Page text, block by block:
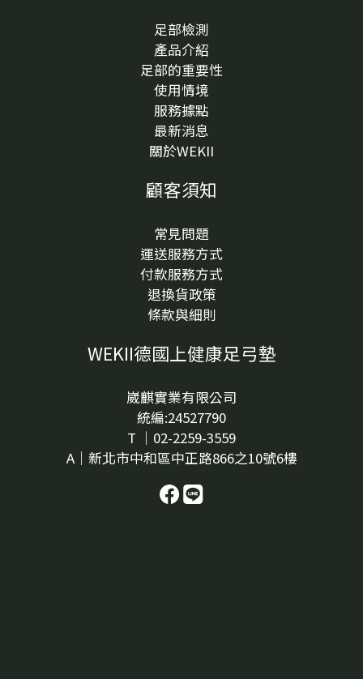
是雞眼，也可能和厚繭、鞋內摩擦、局部壓力點或足底
疣有關。可以先觀察位置、觸感、是否凸起、是否硬、
踩壓時是否不舒服，以及是否常在鞋內摩擦。如果長在
常受壓的位置，例如前掌、腳跟或腳趾下方，鞋款與足
底受力很值得一起檢查。不建議自行用刀片剪、挖、
削，避免造成皮膚受傷或感染風險。若有明顯疼痛、流
血、擴散、反覆出現，或本身有糖尿病、循環不良等狀
雞眼嗎？不一定。腳底皮膚每天承受走路、站立、鞋內
能會變厚、變硬，甚至形成一小塊白色或偏黃的角質
區。有些人看到白白一顆，就直接以為是雞眼；但實際
上，雞眼、厚繭、足底疣或摩擦後的角質變化，都可能
讓腳底看起來像有一顆白色凸起。這些狀況外觀看起來
接近，但形成原因與處理方式不一定相同。所以，比起
它長在哪裡？摸起來是硬的還是軟的？走路踩到會不會
更有幫助。腳底白色凸起不一定只有單一原因，建議先
從位置、觸感與穿鞋摩擦開始觀察。可以先從這 5 個方
向觀察1. 長的位置是不是常受壓？腳底最容易受到壓力
與摩擦的位置，通常包含前掌、腳跟、腳趾下方、腳掌
這些區域，就可以先觀察是否和走路受力、鞋底磨耗或
足部檢測
產品介紹
足部的重要性
使用情境
服務據點
最新消息
關於WEKII
顧客須知
常見問題
運送服務方式
付款服務方式
退換貨政策
條款與細則
WEKII德國上健康足弓墊
崴麒實業有限公司
統編:24527790
T ｜02-2259-3559
A｜新北市中和區中正路866之10號6樓